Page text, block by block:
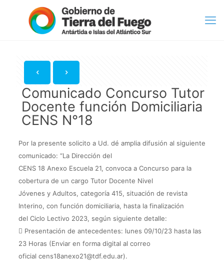
Comunicado Concurso Tutor
Docente función Domiciliaria
CENS N°18
Por la presente solicito a Ud. dé amplia difusión al siguiente
comunicado: “La Dirección del
CENS 18 Anexo Escuela 21, convoca a Concurso para la
cobertura de un cargo Tutor Docente Nivel
Jóvenes y Adultos, categoría 415, situación de revista
Interino, con función domiciliaria, hasta la finalización
del Ciclo Lectivo 2023, según siguiente detalle:
 Presentación de antecedentes: lunes 09/10/23 hasta las
23 Horas (Enviar en forma digital al correo
oficial cens18anexo21@tdf.edu.ar).